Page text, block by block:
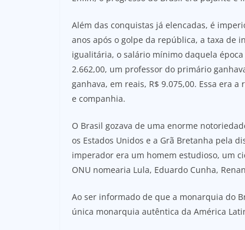
Além das conquistas já elencadas, é
anos após o golpe da república, a taxa de
igualitária, o salário mínimo daquela
2.662,00, um professor do primário
ganhava, em reais, R$ 9.075,00. Essa era
e companhia.
O Brasil gozava de uma enorme
os Estados Unidos e a Grã Bretanha pela
imperador era um homem estudioso, um
ONU nomearia Lula, Eduardo Cunha,
Ao ser informado de que a monarquia do
única monarquia autêntica da América